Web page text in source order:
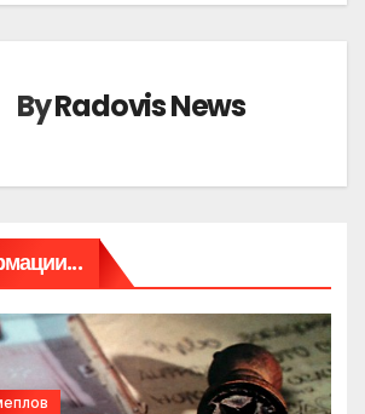
ByRadovis News